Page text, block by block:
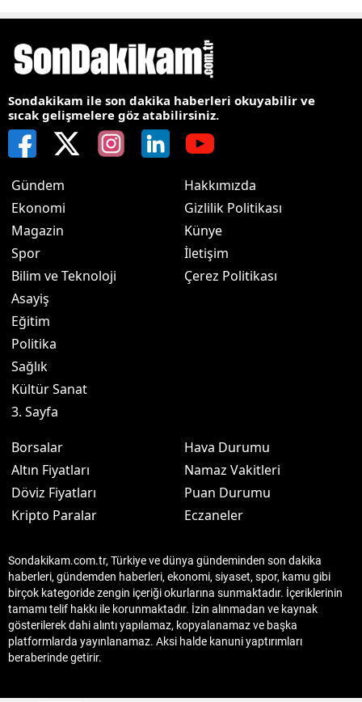
Sondakikam ile son dakika haberleri okuyabilir ve
sıcak gelişmelere göz atabilirsiniz.
Gündem
Ekonomi
Magazin
Spor
Bilim ve Teknoloji
Asayiş
Eğitim
Politika
Sağlık
Kültür Sanat
3. Sayfa
Hakkımızda
Gizlilik Politikası
Künye
İletişim
Çerez Politikası
Borsalar
Altın Fiyatları
Döviz Fiyatları
Kripto Paralar
Hava Durumu
Namaz Vakitleri
Puan Durumu
Eczaneler
Sondakikam.com.tr, Türkiye ve dünya gündeminden son dakika
haberleri, gündemden haberleri, ekonomi, siyaset, spor, kamu gibi
birçok kategoride zengin içeriği okurlarına sunmaktadır. İçeriklerinin
tamamı telif hakkı ile korunmaktadır. İzin alınmadan ve kaynak
gösterilerek dahi alıntı yapılamaz, kopyalanamaz ve başka
platformlarda yayınlanamaz. Aksi halde kanuni yaptırımları
beraberinde getirir.